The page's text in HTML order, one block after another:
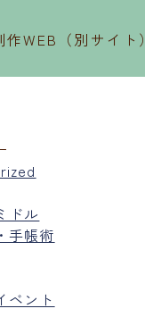
WEB（別サイト）
ドル
手帳術
ベント